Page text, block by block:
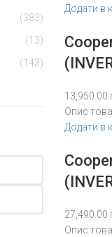
(383)
(13)
(143)
Додати в
13,950.00
Опис
Додати в
27,490.00
Опис